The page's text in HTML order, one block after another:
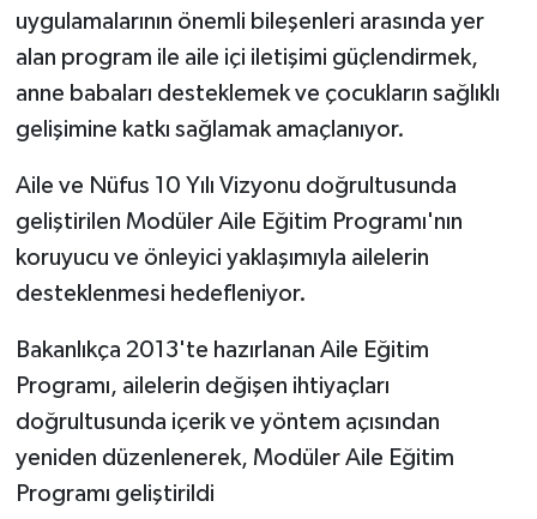
uygulamalarının önemli bileşenleri arasında yer
alan program ile aile içi iletişimi güçlendirmek,
anne babaları desteklemek ve çocukların sağlıklı
gelişimine katkı sağlamak amaçlanıyor.
Aile ve Nüfus 10 Yılı Vizyonu doğrultusunda
geliştirilen Modüler Aile Eğitim Programı'nın
koruyucu ve önleyici yaklaşımıyla ailelerin
desteklenmesi hedefleniyor.
Bakanlıkça 2013'te hazırlanan Aile Eğitim
Programı, ailelerin değişen ihtiyaçları
doğrultusunda içerik ve yöntem açısından
yeniden düzenlenerek, Modüler Aile Eğitim
Programı geliştirildi
Varto